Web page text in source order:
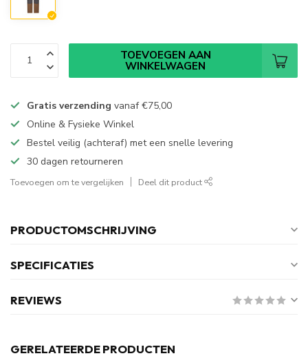
TOEVOEGEN AAN
WINKELWAGEN
Gratis verzending vanaf€75,00
Online & Fysieke Winkel
Bestel veilig (achteraf) met een snelle levering
30 dagen retourneren
Toevoegen om te vergelijken Deel dit product
PRODUCTOMSCHRIJVING
SPECIFICATIES
REVIEWS
GERELATEERDE PRODUCTEN